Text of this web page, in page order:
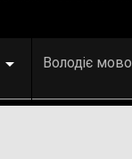
Володіє